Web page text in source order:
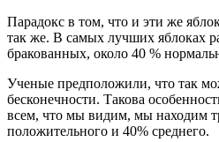
Парадокс в том, что и эти же
так же. В самых лучших яблоках
бракованных, около 40 %
Ученые предположили, что так
бесконечности. Такова
всем, что мы видим, мы находим
положительного и 40% среднего.